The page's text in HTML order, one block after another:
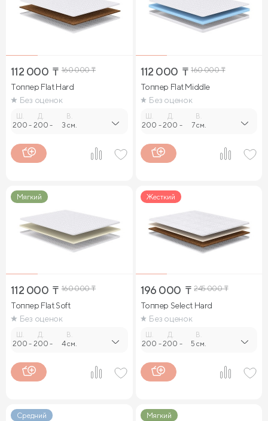
112 000 ₸ 160 000₸
Топпер Flat Hard
Без оценок
200 -
Д.
200 -
В.
3 см.
112 000 ₸ 160 000₸
Топпер Flat Middle
Без оценок
200 -
Д.
200 -
В.
7 см.
Мягкий
112 000 ₸ 160 000₸
Топпер Flat Soft
Без оценок
200 -
Д.
200 -
В.
4 см.
Жесткий
196 000 ₸ 245 000₸
Топпер Select Hard
Без оценок
200 -
Д.
200 -
В.
5 см.
Средний Мягкий